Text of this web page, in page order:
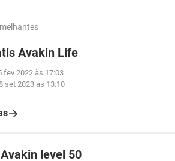
Avakin Life
fev 2022 às 17:03
set 2023 às 13:10
level 50